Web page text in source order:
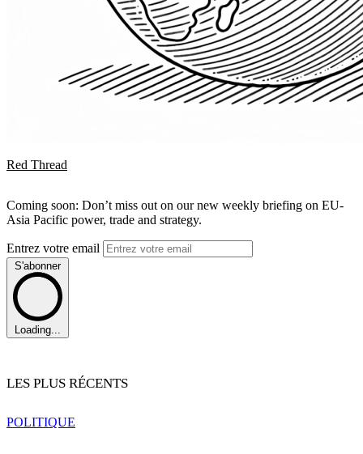
Red Thread
Coming soon: Don’t miss out on our new weekly briefing on EU-
Asia Pacific power, trade and strategy.
Entrez votre email
S'abonner
Loading...
LES PLUS RÉCENTS
POLITIQUE